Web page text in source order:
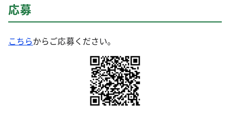
応募
こちらからご応募ください。